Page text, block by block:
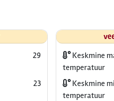
29
23
Keskmine
temperatuur
Keskmine
temperatuur